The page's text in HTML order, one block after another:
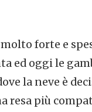
forte e
ed oggi le
la neve è
resa più